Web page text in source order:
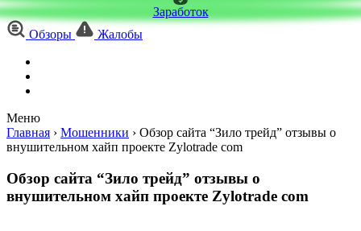
Заработок
Обзоры
Жалобы
Меню
Главная › Мошенники › Обзор сайта “Зило трейд” отзывы о
внушительном хайп проекте Zylotrade com
Обзор сайта “Зило трейд” отзывы о
внушительном хайп проекте Zylotrade com